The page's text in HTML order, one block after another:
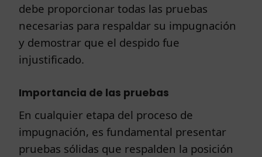
debe proporcionar todas las pruebas
necesarias para respaldar su impugnación
y demostrar que el despido fue
injustificado.
Importancia de las pruebas
En cualquier etapa del proceso de
impugnación, es fundamental presentar
pruebas sólidas que respalden la posición